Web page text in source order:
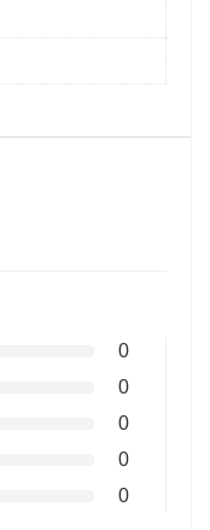
0
0
0
0
0